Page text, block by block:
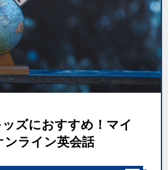
ズにおすすめ！マイ
ンライン英会話